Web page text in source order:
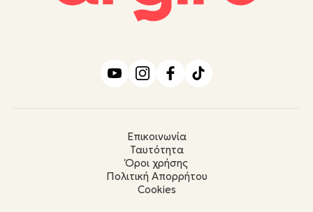
Επικοινωνία
Ταυτότητα
Όροι χρήσης
Πολιτική Απορρήτου
Cookies